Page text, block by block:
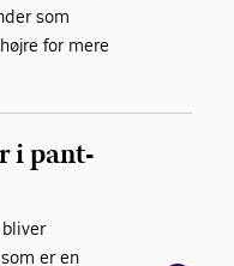
som
for mere
i pant-
er en